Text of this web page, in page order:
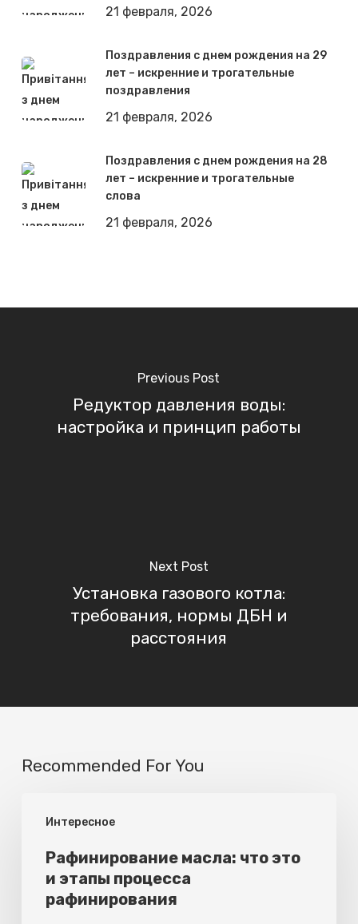
21 февраля, 2026
Поздравления с днем рождения на 29
лет – искренние и трогательные
поздравления
21 февраля, 2026
Поздравления с днем рождения на 28
лет – искренние и трогательные
слова
21 февраля, 2026
Previous Post
Редуктор давления воды:
настройка и принцип работы
Next Post
Установка газового котла:
требования, нормы ДБН и
расстояния
Recommended For You
Интересное
масла:
Рафинирование масла: что это
и этапы процесса
рафинирования